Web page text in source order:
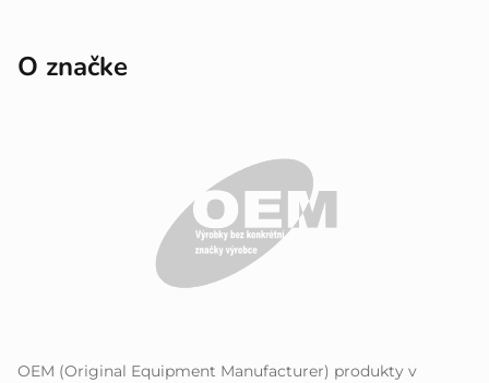
O značke
OEM (Original Equipment Manufacturer) produkty v